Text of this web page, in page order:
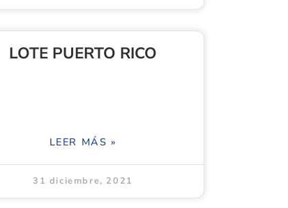
LOTE PUERTO RICO
LEER MÁS »
31 diciembre, 2021